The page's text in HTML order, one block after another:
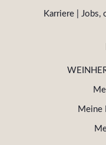
Karriere | Jobs,
Meine